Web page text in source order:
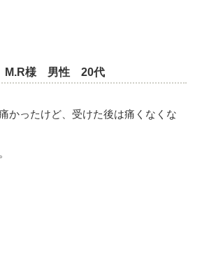
M.R様 男性 20代
かったけど、受けた後は痛くなくな